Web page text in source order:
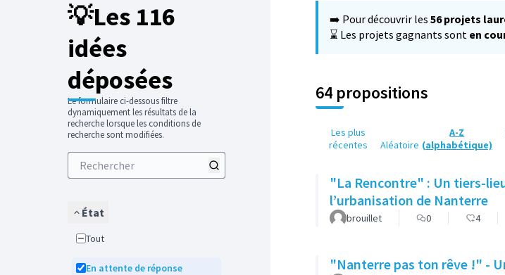
💡Les 116
idées
déposées
Le formulaire ci-dessous filtre
dynamiquement les résultats de la
recherche lorsque les conditions de
recherche sont modifiées.
État
Tout
En attente de réponse
➡️ Pour découvrir les 56 projets
⌛ Les projets gagnants sont en
64 propositions
Les plus
récentes
Aléatoire
A-Z
(alphabétique)
"La Rencontre" : Un tiers-
l’urbanisation de Nanterre
brouillet 0 4
"Nanterre pas ton rêve !" -